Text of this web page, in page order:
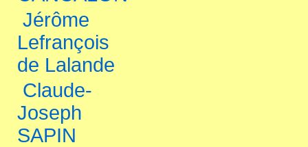
Jérôme
Lefrançois
de Lalande
Claude-
Joseph
SAPIN